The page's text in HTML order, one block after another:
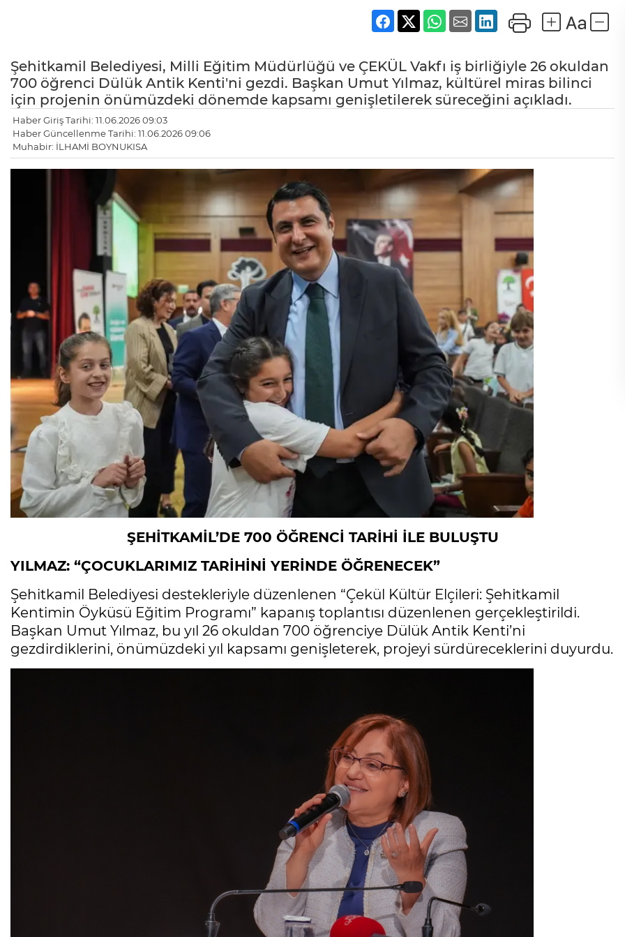
Şehitkamil Belediyesi, Milli Eğitim Müdürlüğü ve ÇEKÜL Vakfı iş birliğiyle 26 okuldan
700 öğrenci Dülük Antik Kenti'ni gezdi. Başkan Umut Yılmaz, kültürel miras bilinci
için projenin önümüzdeki dönemde kapsamı genişletilerek süreceğini açıkladı.
Haber Giriş Tarihi: 11.06.2026 09:03
Haber Güncellenme Tarihi: 11.06.2026 09:06
Muhabir: İLHAMİ BOYNUKISA
ŞEHİTKAMİL’DE 700 ÖĞRENCİ TARİHİ İLE BULUŞTU
YILMAZ: “ÇOCUKLARIMIZ TARİHİNİ YERİNDE ÖĞRENECEK”
Şehitkamil Belediyesi destekleriyle düzenlenen “Çekül Kültür Elçileri: Şehitkamil
Kentimin Öyküsü Eğitim Programı” kapanış toplantısı düzenlenen gerçekleştirildi.
Başkan Umut Yılmaz, bu yıl 26 okuldan 700 öğrenciye Dülük Antik Kenti’ni
gezdirdiklerini, önümüzdeki yıl kapsamı genişleterek, projeyi sürdüreceklerini duyurdu.